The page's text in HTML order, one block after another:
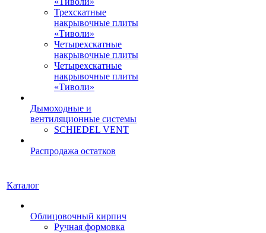
Трехскатные
накрывочные плиты
«Тиволи»
Четырехскатные
накрывочные плиты
Четырехскатные
накрывочные плиты
«Тиволи»
Дымоходные и
вентиляционные системы
SCHIEDEL VENT
Распродажа остатков
Каталог
Облицовочный кирпич
Ручная формовка